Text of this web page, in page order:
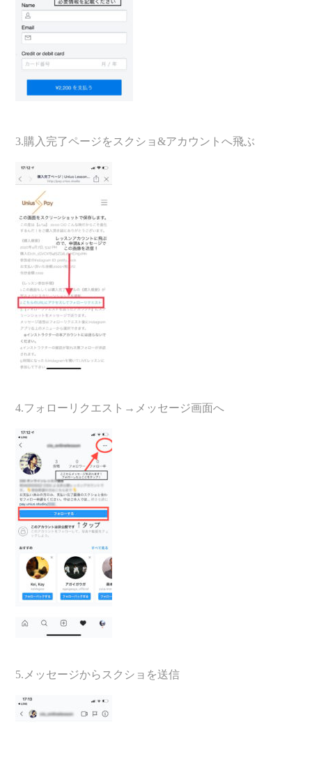
3.購入完了ページをスクショ&アカウントへ飛ぶ
4.フォローリクエスト→メッセージ画面へ
5.メッセージからスクショを送信